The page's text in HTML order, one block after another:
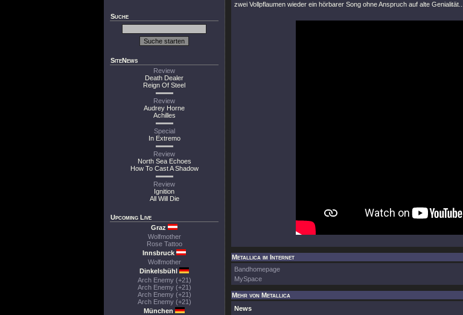
Suche
SiteNews
Review
Death Dealer
Reign Of Steel
Review
Audrey Horne
Achilles
Special
In Extremo
Review
North Sea Echoes
How To Cast A Shadow
Review
Ignition
All Will Die
Upcoming Live
Graz
Wolfmother
Rose Tattoo
Innsbruck
Wolfmother
Dinkelsbühl
Arch Enemy (+21)
Arch Enemy (+21)
Arch Enemy (+21)
Arch Enemy (+21)
München
zwei Vollpflaumen wieder ein hörbarer Song ohne Anspruch auf alte Genialität...
Metallica im Internet
Bandhomepage
MySpace
Mehr von Metallica
News